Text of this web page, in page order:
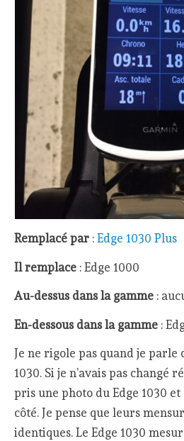
Remplacé par :Edge 1030 Plus
Il remplace : Edge 1000
Au-dessus dans la gamme :
En-dessous dans la gamme :
Je ne rigole pas quand je parle
1030. Si je n’avais pas changé
pris une photo du Edge 1030 et
côté. Je pense que leurs
identiques. Le Edge 1030